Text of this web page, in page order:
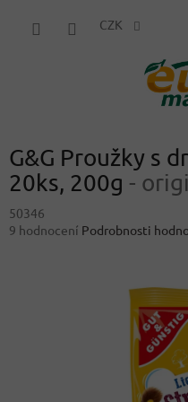
CZK
G&G Proužky s
20ks, 200g -
50346
Průměrné
9 hodnocení Podrobnosti